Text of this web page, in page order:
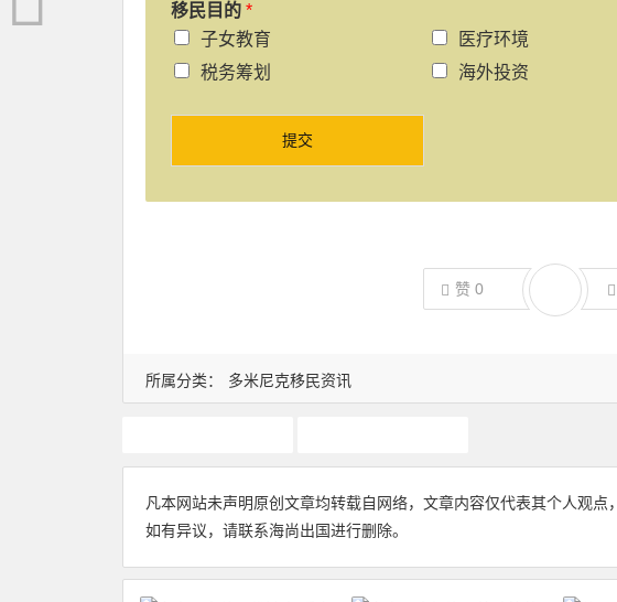
移民目的 *
子女教育
医疗环境
税务筹划
海外投资
提交
赞0
所属分类： 多米尼克移民资讯
凡本网站未声明原创文章均转载自网络，文章内容仅代表其个人观点
如有异议，请联系海尚出国进行删除。